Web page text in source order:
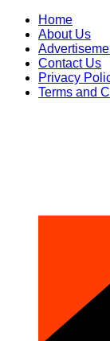
Skip
content
Home
About Us
Contact Us
Privacy
Terms and